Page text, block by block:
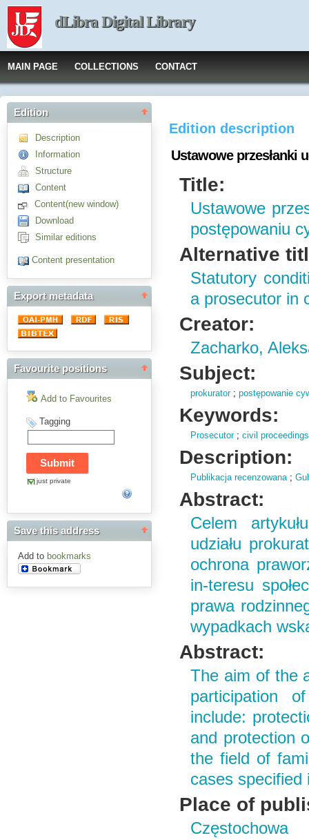
dLibra Digital Library
MAIN PAGE COLLECTIONS CONTACT
Edition
Description
Information
Structure
Content
Content(new window)
Download
Similar editions
Content presentation
Export metadata
Favourite positions
Add to Favourites
Tagging
just private
Save this address
Add to bookmarks
Edition description
Ustawowe przesłanki
Title:
Ustawowe
postępowaniu
Alternative
Statutory
a prosecutor in
Creator:
Zacharko,
Subject:
prokurator;postępowanie
Keywords:
Prosecutor;civil proceedings
Description:
Publikacja recenzowana;
Abstract:
Celem
udziału
ochrona
in-teresu
prawa
wypadkach
Abstract:
The aim of the
participation
include:
and protection
the field of
cases specified
Place of
Częstochowa